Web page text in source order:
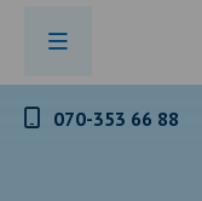
Telefoonnummer
070-353 66 88